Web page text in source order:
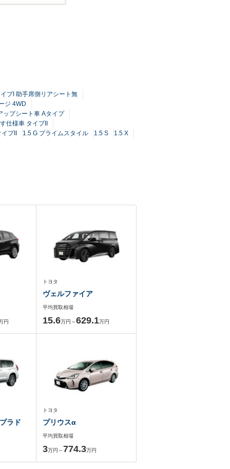
プI 助手席側リアシート無
ジ 4WD
ップシート車 Aタイプ
仕様車 タイプII
プII
1.5 G プライムスタイル 1.5 S 1.5 X
円
トヨタ
ヴェルファイア
平均買取相場
15.6万円～629.1万円
ラド
トヨタ
プリウスα
平均買取相場
3万円～774.3万円